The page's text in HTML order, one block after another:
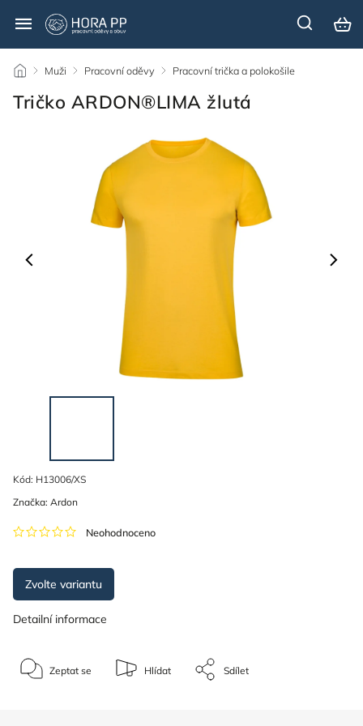
/ Muži / Pracovní oděvy / Pracovní trička a polokošile
Tričko ARDON®LIMA žlutá
Kód: H13006/XS
Neohodnoceno
Značka: Ardon
Zvolte variantu
Detailní informace
Zeptat se Hlídat Sdílet